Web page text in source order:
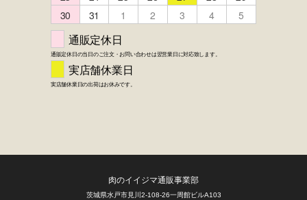
肉のイイジマ通販事業部
茨城県水戸市見川2-108-26一周館ビルA103